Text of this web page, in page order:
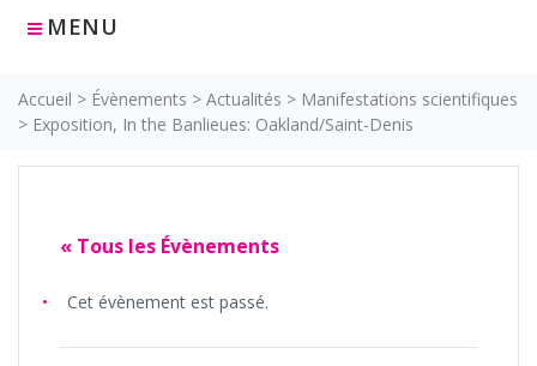
MENU
Accueil > Évènements > Actualités > Manifestations scientifiques
> Exposition, In the Banlieues: Oakland/Saint-Denis
« Tous les Évènements
Cet évènement est passé.